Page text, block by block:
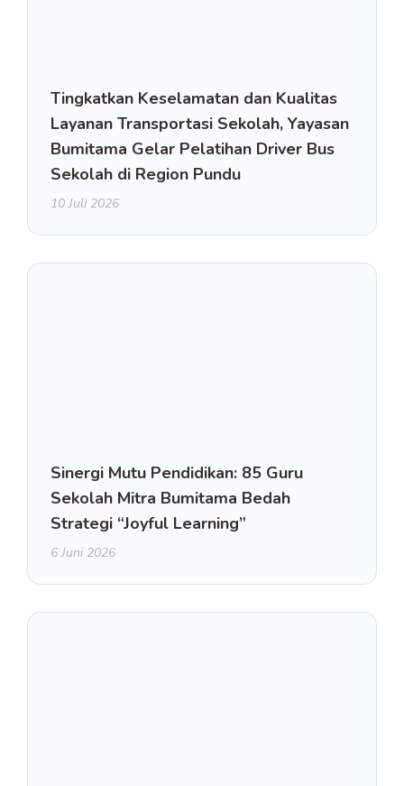
Tingkatkan Keselamatan dan Kualitas
Layanan Transportasi Sekolah, Yayasan
Bumitama Gelar Pelatihan Driver Bus
Sekolah di Region Pundu
10 Juli 2026
Sinergi Mutu Pendidikan: 85 Guru
Sekolah Mitra Bumitama Bedah
Strategi “Joyful Learning”
6 Juni 2026